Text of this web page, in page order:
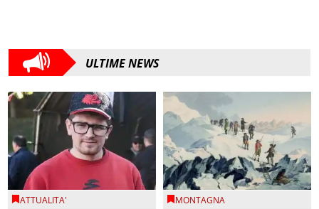
ULTIME NEWS
ATTUALITA' MONTAGNA